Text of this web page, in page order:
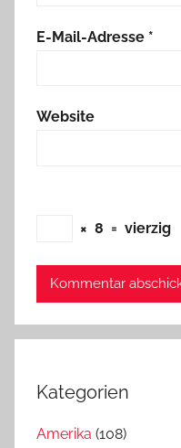
E-Mail-Adresse *
Website
× 8 = vierzig
Kategorien
Amerika (108)